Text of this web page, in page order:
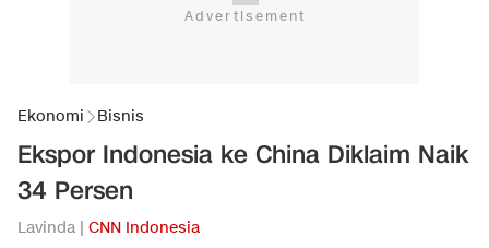
Ekonomi Bisnis
Ekspor Indonesia ke China Diklaim Naik
34 Persen
Lavinda | CNN Indonesia